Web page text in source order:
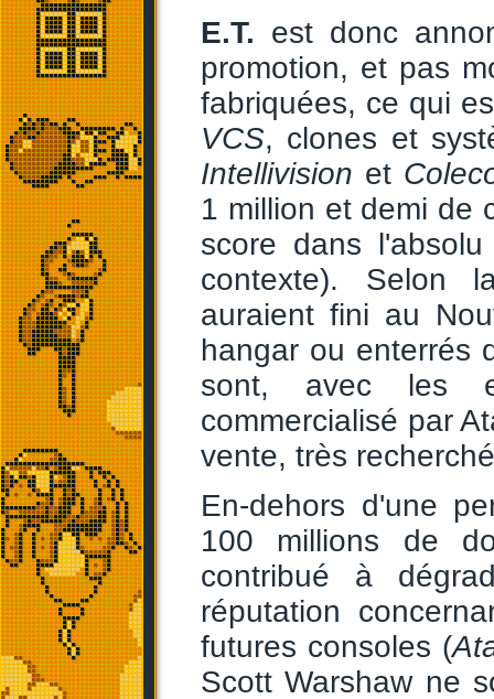
E.T. est donc
promotion, et pas
fabriquées, ce qui
VCS, clones et
Intellivision et
1 million et demi de
score dans
contexte). Selon
auraient fini au
hangar ou enterrés
sont, avec les
commercialisé par
vente, très
En-dehors d'une
100 millions de
contribué à
réputation
futures consoles (
Scott Warshaw ne